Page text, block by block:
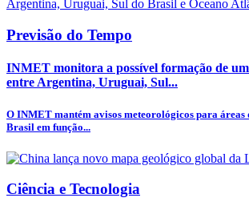
Previsão do Tempo
INMET monitora a possível formação de
entre Argentina, Uruguai, Sul...
O INMET mantém avisos meteorológicos para áreas
Brasil em função...
Ciência e Tecnologia